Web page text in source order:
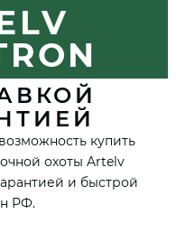
купить
охоты Artelv
и быстрой
РФ.